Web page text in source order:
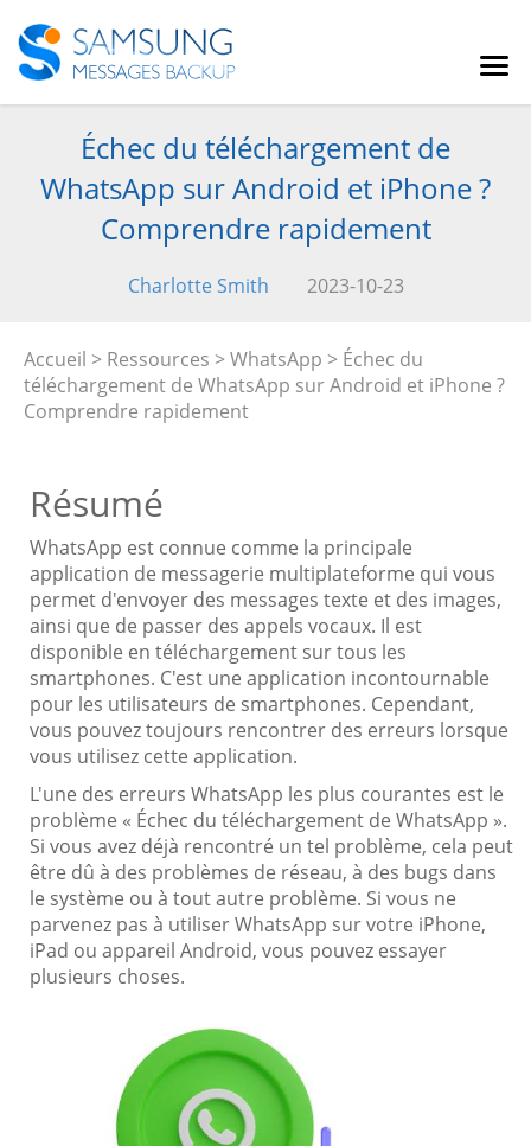
Échec du téléchargement de
WhatsApp sur Android et iPhone ?
Comprendre rapidement
Charlotte Smith 2023-10-23
Accueil > Ressources >WhatsApp > Échec du
téléchargement de WhatsApp sur Android et iPhone ?
Comprendre rapidement
Résumé
WhatsApp est connue comme la principale
application de messagerie multiplateforme qui vous
permet d'envoyer des messages texte et des images,
ainsi que de passer des appels vocaux. Il est
disponible en téléchargement sur tous les
smartphones. C'est une application incontournable
pour les utilisateurs de smartphones. Cependant,
vous pouvez toujours rencontrer des erreurs lorsque
vous utilisez cette application.
L'une des erreurs WhatsApp les plus courantes est le
problème « Échec du téléchargement de WhatsApp ».
Si vous avez déjà rencontré un tel problème, cela peut
être dû à des problèmes de réseau, à des bugs dans
le système ou à tout autre problème. Si vous ne
parvenez pas à utiliser WhatsApp sur votre iPhone,
iPad ou appareil Android, vous pouvez essayer
plusieurs choses.